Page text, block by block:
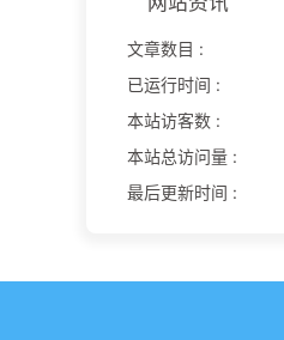
文章数目 :
已运行时间 :
本站访客数 :
本站总访问量 :
最后更新时间 :